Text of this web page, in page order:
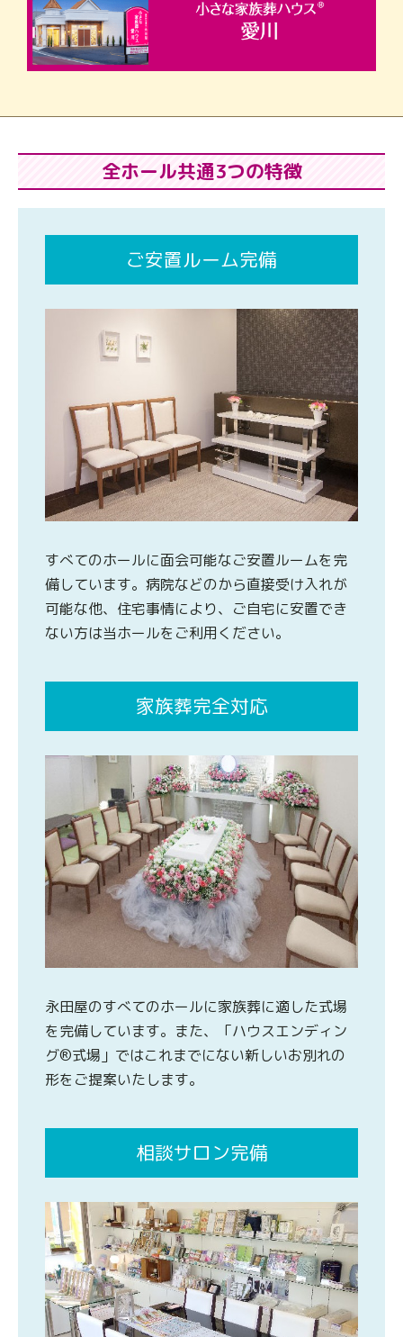
全ホール共通3つの特徴
ご安置ルーム完備
すべてのホールに面会可能なご安置ルームを完
備しています。病院などのから直接受け入れが
可能な他、住宅事情により、ご自宅に安置でき
ない方は当ホールをご利用ください。
家族葬完全対応
永田屋のすべてのホールに家族葬に適した式場
を完備しています。また、「ハウスエンディン
グ®式場」ではこれまでにない新しいお別れの
形をご提案いたします。
相談サロン完備